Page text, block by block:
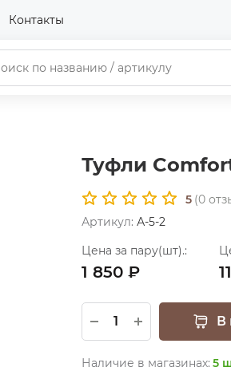
Контакты
Туфли
5 (0
Артикул: А-5-2
Цена за пару(шт).:
1 850 ₽
В
Наличие в магазинах: 5